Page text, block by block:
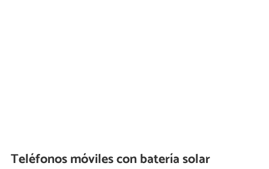
Teléfonos móviles con batería solar